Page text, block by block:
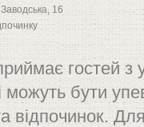
16
гостей з
можуть бути
відпочинок.